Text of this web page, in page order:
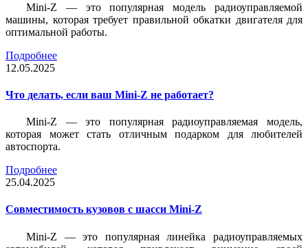
Mini-Z — это популярная модель радиоуправляемой
машины, которая требует правильной обкатки двигателя для
оптимальной работы.
Подробнее
12.05.2025
Что делать, если ваш Mini-Z не работает?
Mini-Z — это популярная радиоуправляемая модель,
которая может стать отличным подарком для любителей
автоспорта.
Подробнее
25.04.2025
Совместимость кузовов с шасси Mini-Z
Mini-Z — это популярная линейка радиоуправляемых